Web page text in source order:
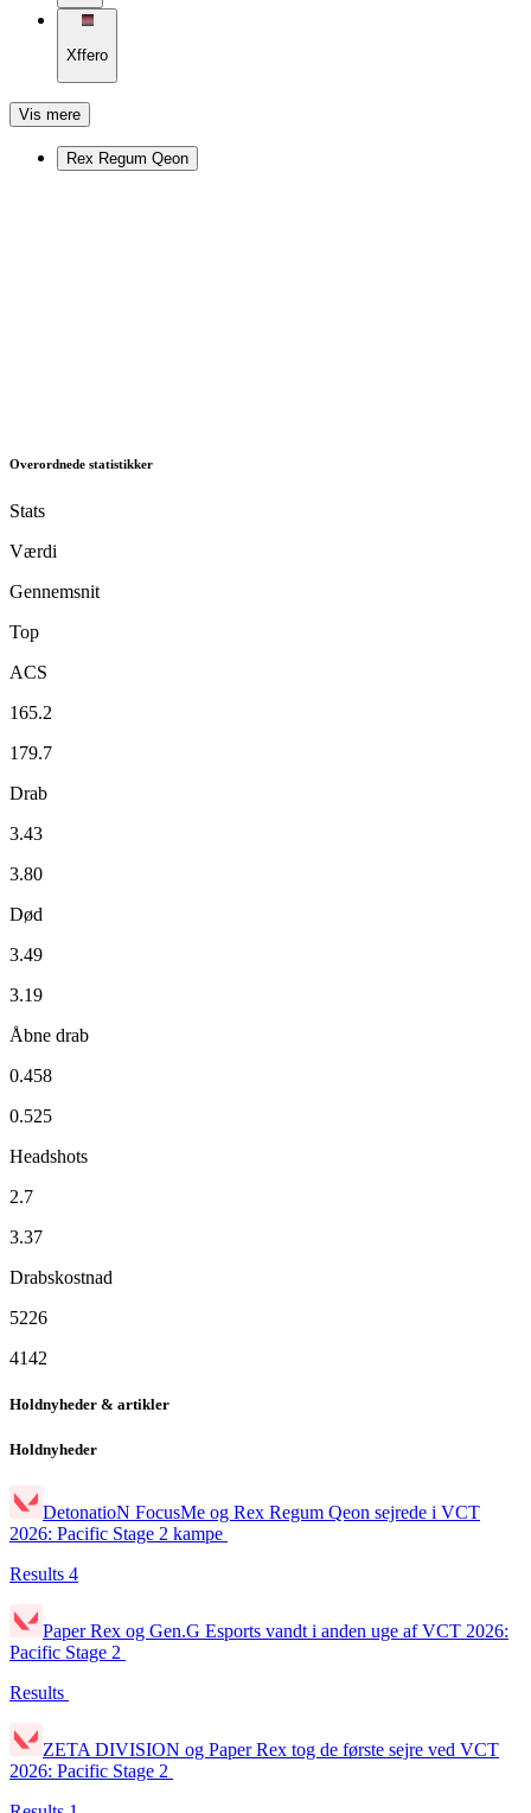
Xffero
Vis mere
Rex Regum Qeon
Overordnede statistikker
Stats
Værdi
Gennemsnit
Top
ACS
165.2
179.7
Drab
3.43
3.80
Død
3.49
3.19
Åbne drab
0.458
0.525
Headshots
2.7
3.37
Drabskostnad
5226
4142
Holdnyheder & artikler
Holdnyheder
DetonatioN FocusMe og Rex Regum Qeon sejrede i VCT
2026: Pacific Stage 2 kampe
Results 4
Paper Rex og Gen.G Esports vandt i anden uge af VCT 2026:
Pacific Stage 2
Results
ZETA DIVISION og Paper Rex tog de første sejre ved VCT
2026: Pacific Stage 2